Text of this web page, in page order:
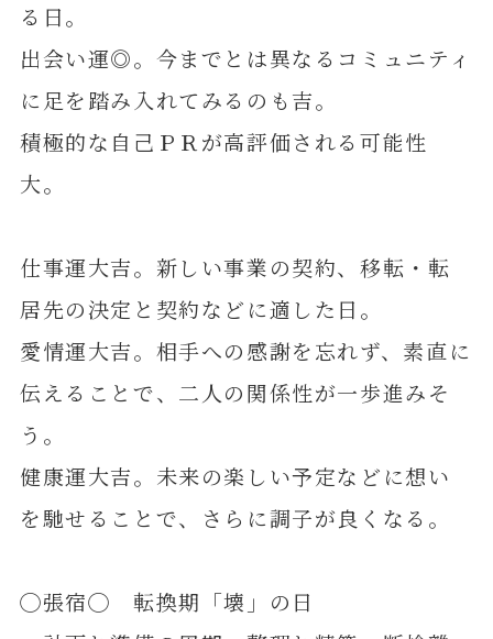
る日。
出会い運◎。今までとは異なるコミュニティ
に足を踏み入れてみるのも吉。
積極的な自己ＰＲが高評価される可能性
大。
仕事運大吉。新しい事業の契約、移転・転
居先の決定と契約などに適した日。
愛情運大吉。相手への感謝を忘れず、素直に
伝えることで、二人の関係性が一歩進みそ
う。
健康運大吉。未来の楽しい予定などに想い
を馳せることで、さらに調子が良くなる。
◯張宿◯ 転換期「壊」の日